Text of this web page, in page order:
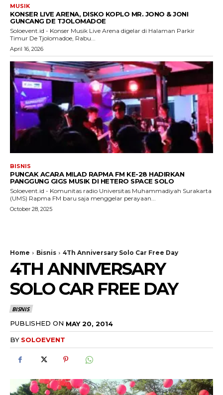
MUSIK
KONSER LIVE ARENA, DISKO KOPLO MR. JONO & JONI
GUNCANG DE TJOLOMADOE
Soloevent.id - Konser Musik Live Arena digelar di Halaman Parkir
Timur De Tjolomadoe, Rabu...
April 16, 2026
BISNIS
PUNCAK ACARA MILAD RAPMA FM KE-28 HADIRKAN
PANGGUNG GIGS MUSIK DI HETERO SPACE SOLO
Soloevent.id - Komunitas radio Universitas Muhammadiyah Surakarta
(UMS) Rapma FM baru saja menggelar perayaan...
October 28, 2025